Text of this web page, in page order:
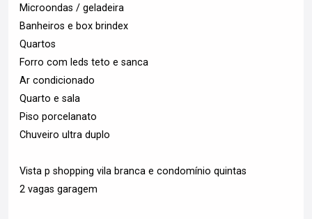
Microondas / geladeira
Banheiros e box brindex
Quartos
Forro com leds teto e sanca
Ar condicionado
Quarto e sala
Piso porcelanato
Chuveiro ultra duplo
Vista p shopping vila branca e condomínio quintas
2 vagas garagem